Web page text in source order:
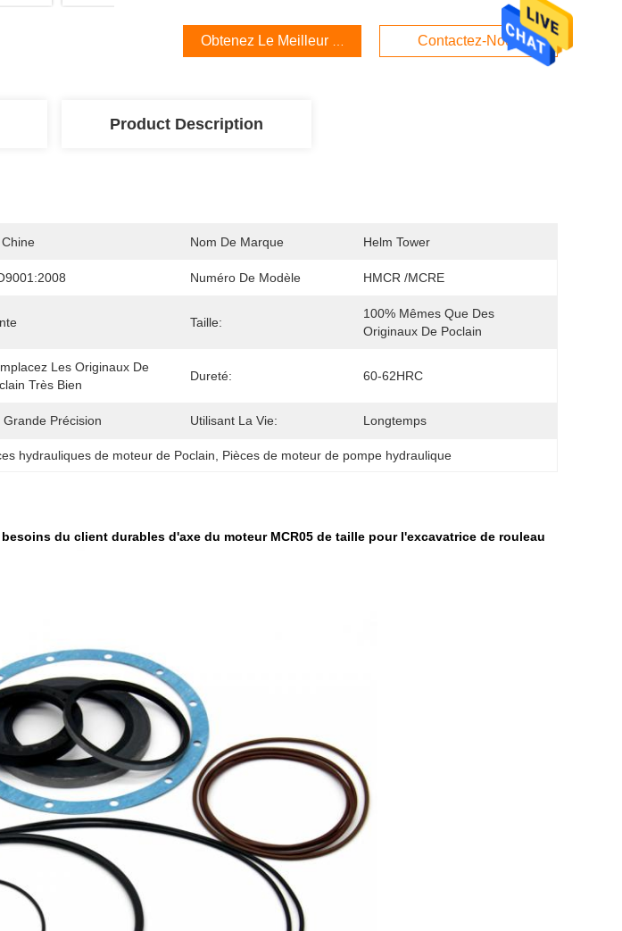
Obtenez Le Meilleur Prix Contactez-Nous
Product Description
Nom De Marque Helm Tower
Numéro De Modèle HMCR /MCRE
Taille:
100% Mêmes Que Des
Originaux De Poclain
Les Originaux De
Très Bien
Dureté: 60-62HRC
Grande Précision Utilisant La Vie: Longtemps
hydrauliques de moteur de Poclain Pièces de moteur de pompe hydraulique
du client durables d'axe du moteur MCR05 de taille pour l'excavatrice de rouleau